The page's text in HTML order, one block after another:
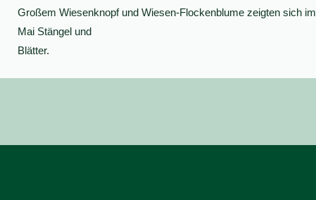
Großem Wiesenknopf und Wiesen-Flockenblume zeigten sich im
Mai Stängel und
Blätter.